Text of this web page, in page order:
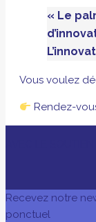
« Le
Vous voulez
Rendez-
Recevez notre
ponctuel